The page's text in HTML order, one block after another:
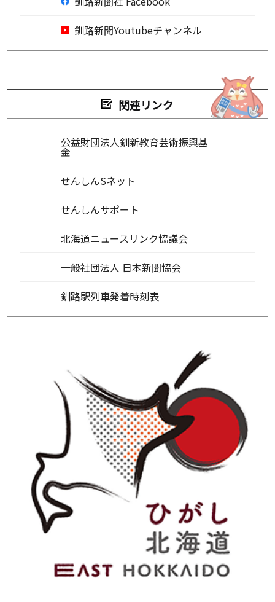
釧路新聞Youtubeチャンネル
関連リンク
公益財団法人釧新教育芸術振興基
金
せんしんSネット
せんしんサポート
北海道ニュースリンク協議会
一般社団法人 日本新聞協会
釧路駅列車発着時刻表